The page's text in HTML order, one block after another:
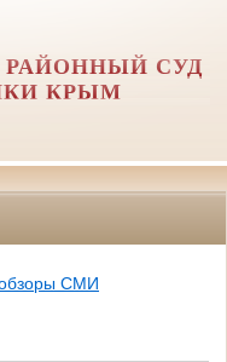
СУД
КРЫМ
СМИ